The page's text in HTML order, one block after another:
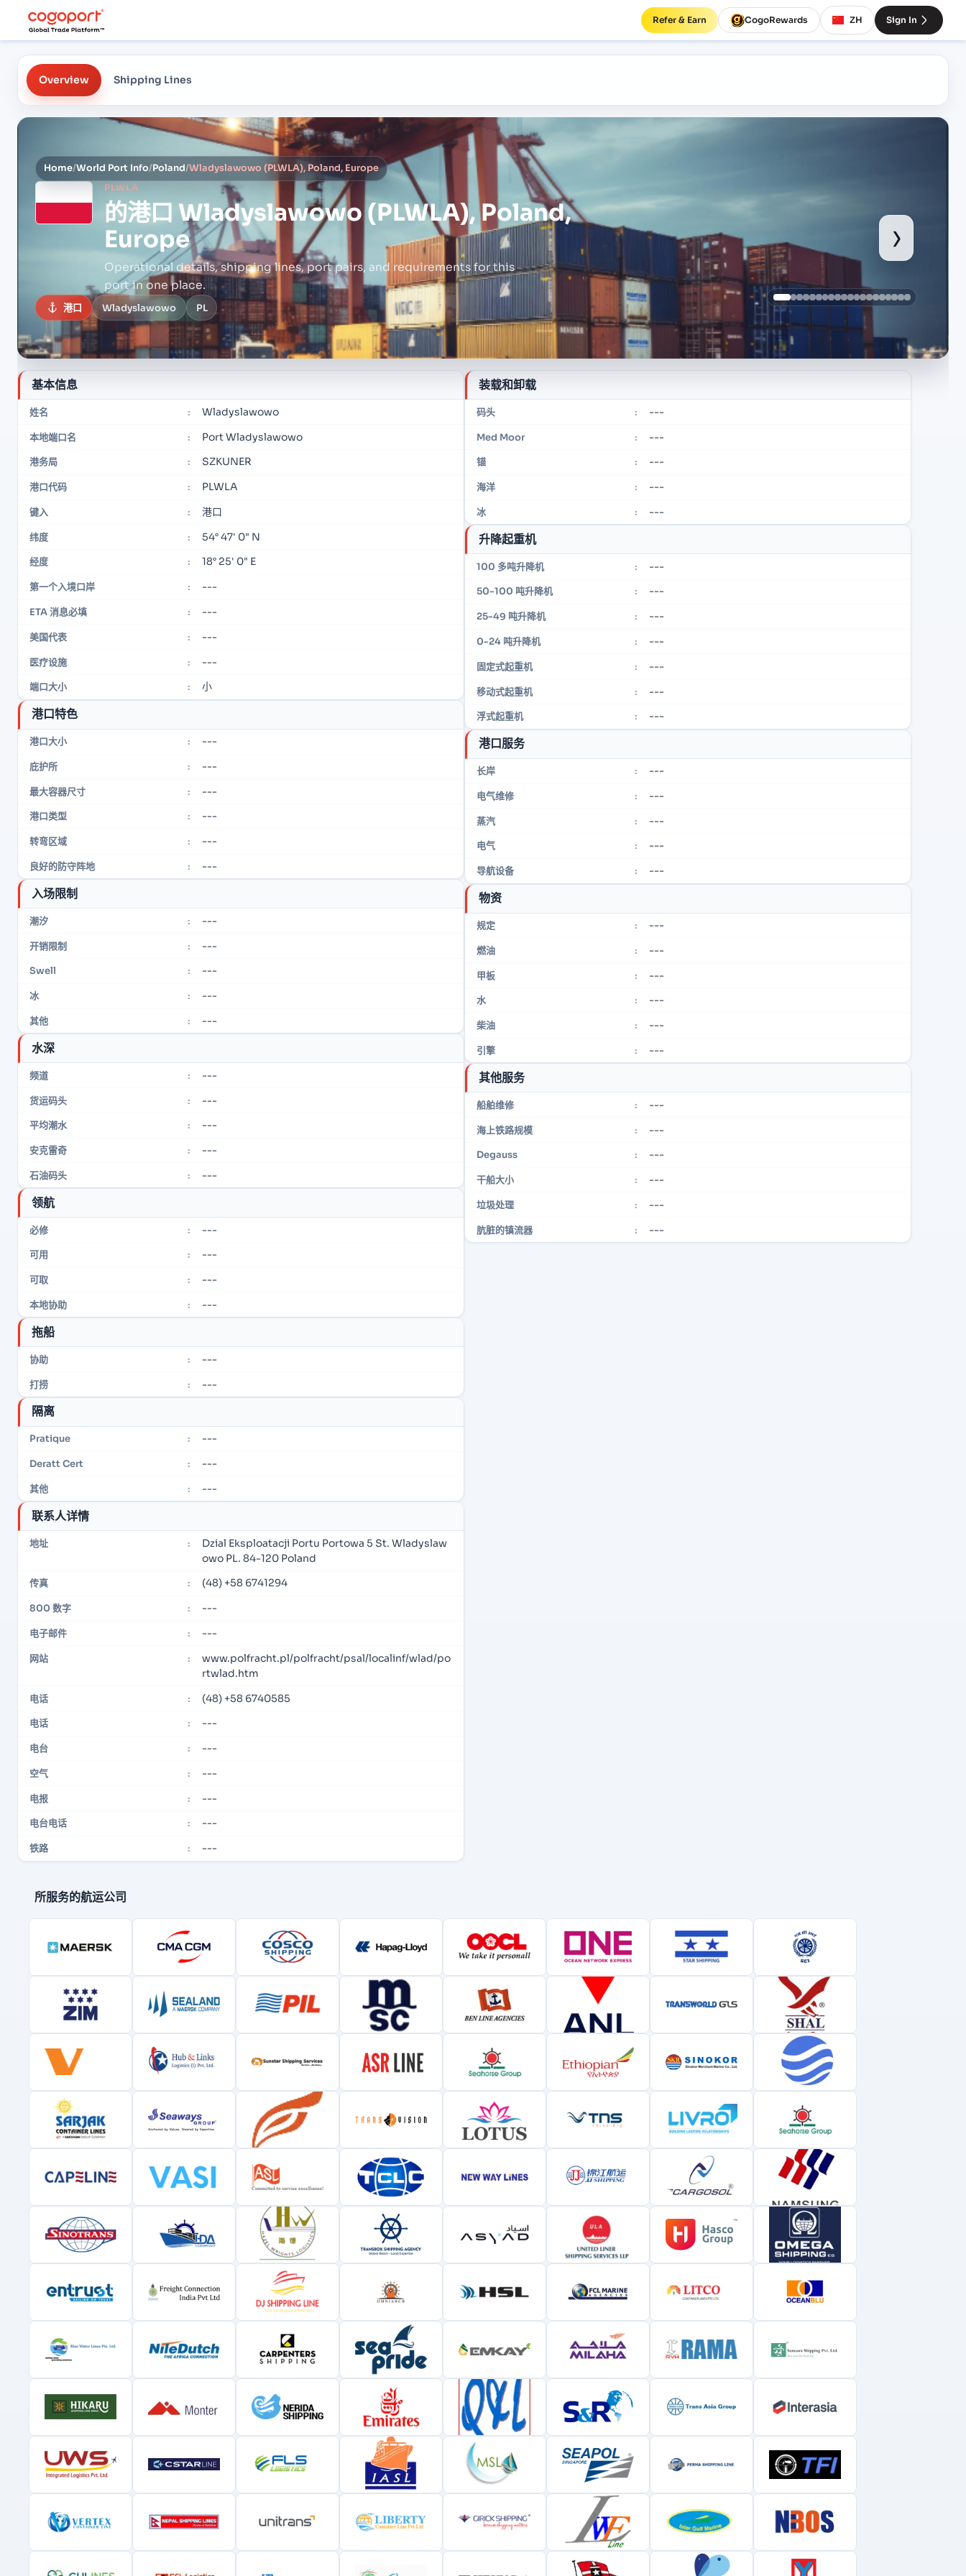
Refer & Earn CogoRewards ZH Sign In
Overview Shipping Lines
Home/World Port Info/Poland/Wladyslawowo (PLWLA), Poland, Europe
PLWLA
的港口 Wladyslawowo (PLWLA), Poland,
Europe
Operational details, shipping lines, port pairs, and requirements for this
port in one place.
港口 Wladyslawowo PL
›
基本信息
姓名 : Wladyslawowo
本地端口名 : Port Wladyslawowo
港务局 : SZKUNER
港口代码 : PLWLA
键入 : 港口
纬度 : 54° 47' 0" N
经度 : 18° 25' 0" E
第一个入境口岸 : ---
ETA 消息必填 : ---
美国代表 : ---
医疗设施 : ---
端口大小 : 小
港口特色
港口大小 : ---
庇护所 : ---
最大容器尺寸 : ---
港口类型 : ---
转弯区域 : ---
良好的防守阵地 : ---
入场限制
潮汐 : ---
开销限制 : ---
Swell : ---
冰 : ---
其他 : ---
水深
频道 : ---
货运码头 : ---
平均潮水 : ---
安克雷奇 : ---
石油码头 : ---
领航
必修 : ---
可用 : ---
可取 : ---
本地协助 : ---
拖船
协助 : ---
打捞 : ---
隔离
Pratique : ---
Deratt Cert : ---
其他 : ---
联系人详情
地址 :
Dzial Eksploatacji Portu Portowa 5 St. Wladyslaw
owo PL. 84-120 Poland
传真 : (48) +58 6741294
800 数字 : ---
电子邮件 : ---
网站 :
www.polfracht.pl/polfracht/psal/localinf/wlad/po
rtwlad.htm
电话 : (48) +58 6740585
电话 : ---
电台 : ---
空气 : ---
电报 : ---
电台电话 : ---
铁路 : ---
装载和卸载
码头 : ---
Med Moor : ---
锚 : ---
海洋 : ---
冰 : ---
升降起重机
100 多吨升降机 : ---
50-100 吨升降机 : ---
25-49 吨升降机 : ---
0-24 吨升降机 : ---
固定式起重机 : ---
移动式起重机 : ---
浮式起重机 : ---
港口服务
长岸 : ---
电气维修 : ---
蒸汽 : ---
电气 : ---
导航设备 : ---
物资
规定 : ---
燃油 : ---
甲板 : ---
水 : ---
柴油 : ---
引擎 : ---
其他服务
船舶维修 : ---
海上铁路规模 : ---
Degauss : ---
干船大小 : ---
垃圾处理 : ---
肮脏的镇流器 : ---
所服务的航运公司